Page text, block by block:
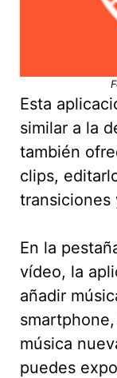
Esta
similar a la
también
clips,
transiciones
En la
vídeo, la
añadir
música
puedes